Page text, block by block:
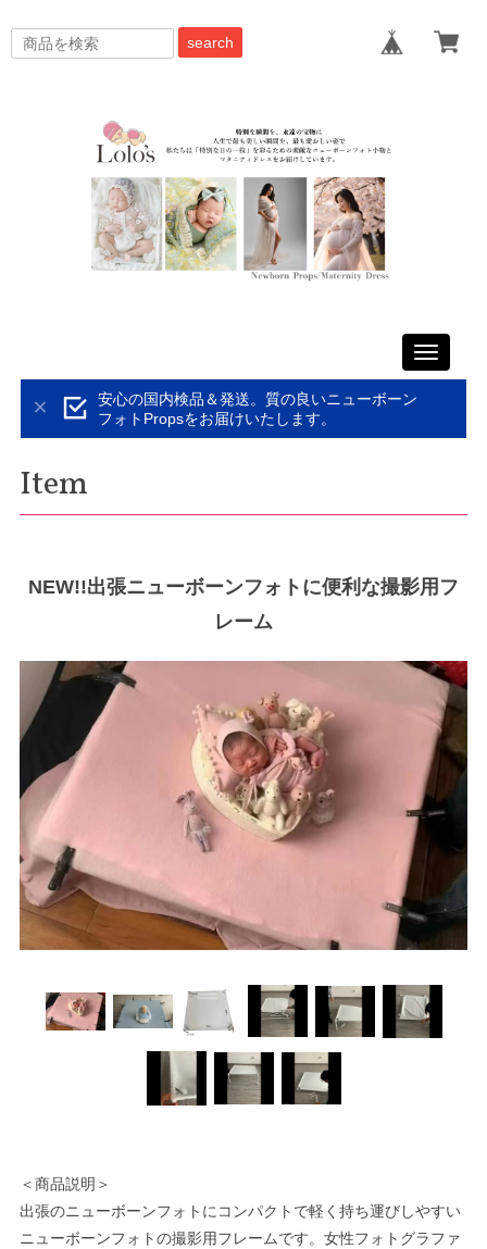
search
Toggle
安心の国内検品＆発送。質の良いニューボーン
フォトPropsをお届けいたします。
Item
NEW!!出張ニューボーンフォトに便利な撮影用フ
レーム
＜商品説明＞
出張のニューボーンフォトにコンパクトで軽く持ち運びしやすい
ニューボーンフォトの撮影用フレームです。女性フォトグラファ